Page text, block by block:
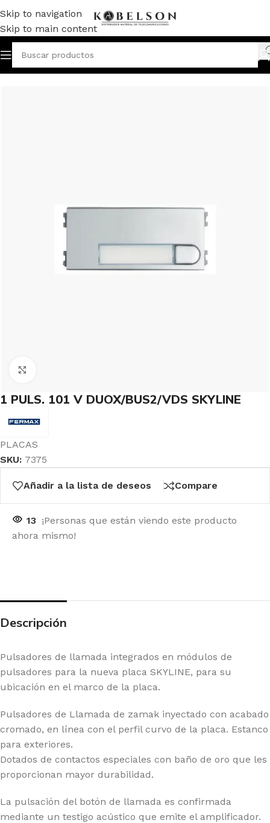
Skip to navigation
Skip to main content
Inicio/PORTERO/VIDEOPORTERO
1 PULS. 101 V DUOX/BUS2/VDS SKYLINE
PLACAS
SKU: 7375
Añadir a la lista de deseos Compare
13 ¡Personas que están viendo este producto
ahora mismo!
Descripción
Pulsadores de llamada integrados en módulos de
pulsadores para la nueva placa SKYLINE, para su
ubicación en el marco de la placa.
Pulsadores de Llamada de zamak inyectado con acabado
cromado, en línea con el perfil curvo de la placa. Estanco
para exteriores.
Dotados de contactos especiales con baño de oro que les
proporcionan mayor durabilidad.
La pulsación del botón de llamada es confirmada
mediante un testigo acústico que emite el amplificador.